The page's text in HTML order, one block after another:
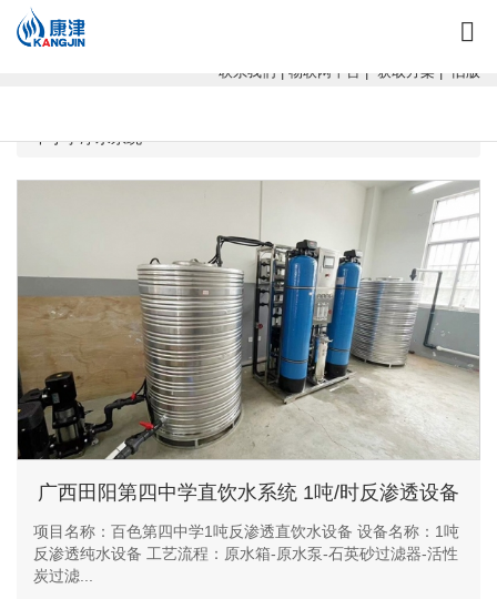
康津水处理：专注软化水设备、反渗透设备、超滤设备、一体化净水设
备！
联系我们 | 物联网平台 | 获取方案 | 旧版
中小学净水系统
广西田阳第四中学直饮水系统 1吨/时反渗透设备
项目名称：百色第四中学1吨反渗透直饮水设备 设备名称：1吨
反渗透纯水设备 工艺流程：原水箱-原水泵-石英砂过滤器-活性
炭过滤...